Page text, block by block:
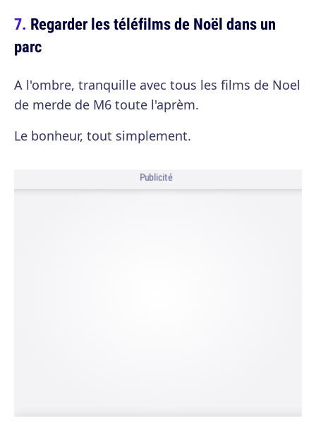
Regarder les téléfilms de Noël dans un
parc
A l'ombre, tranquille avec tous les films de Noel
de merde de M6 toute l'aprèm.
Le bonheur, tout simplement.
Publicité